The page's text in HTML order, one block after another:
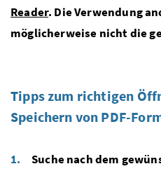
Reader. Die Verwendung
möglicherweise nicht die
Tipps zum richtigen
Speichern von PDF-
Suche nach dem